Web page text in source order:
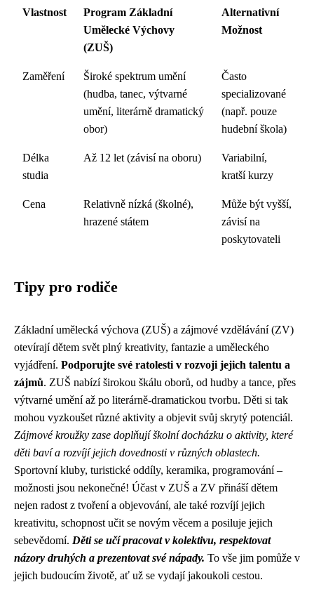
Vlastnost
Program Základní
Umělecké Výchovy
(ZUŠ)
Alternativní
Možnost
Zaměření
Široké spektrum umění
(hudba, tanec, výtvarné
umění, literárně dramatický
obor)
Často
specializované
(např. pouze
hudební škola)
Délka
studia
Až 12 let (závisí na oboru)
Variabilní,
kratší kurzy
Cena
Relativně nízká (školné),
hrazené státem
Může být vyšší,
závisí na
poskytovateli
Tipy pro rodiče
Základní umělecká výchova (ZUŠ) a zájmové vzdělávání (ZV)
otevírají dětem svět plný kreativity, fantazie a uměleckého
vyjádření. Podporujte své ratolesti v rozvoji jejich talentu a
zájmů. ZUŠ nabízí širokou škálu oborů, od hudby a tance, přes
výtvarné umění až po literárně-dramatickou tvorbu. Děti si tak
mohou vyzkoušet různé aktivity a objevit svůj skrytý potenciál.
Zájmové kroužky zase doplňují školní docházku o aktivity, které
děti baví a rozvíjí jejich dovednosti v různých oblastech.
Sportovní kluby, turistické oddíly, keramika, programování –
možnosti jsou nekonečné! Účast v ZUŠ a ZV přináší dětem
nejen radost z tvoření a objevování, ale také rozvíjí jejich
kreativitu, schopnost učit se novým věcem a posiluje jejich
sebevědomí. Děti se učí pracovat v kolektivu, respektovat
názory druhých a prezentovat své nápady. To vše jim pomůže v
jejich budoucím životě, ať už se vydají jakoukoli cestou.